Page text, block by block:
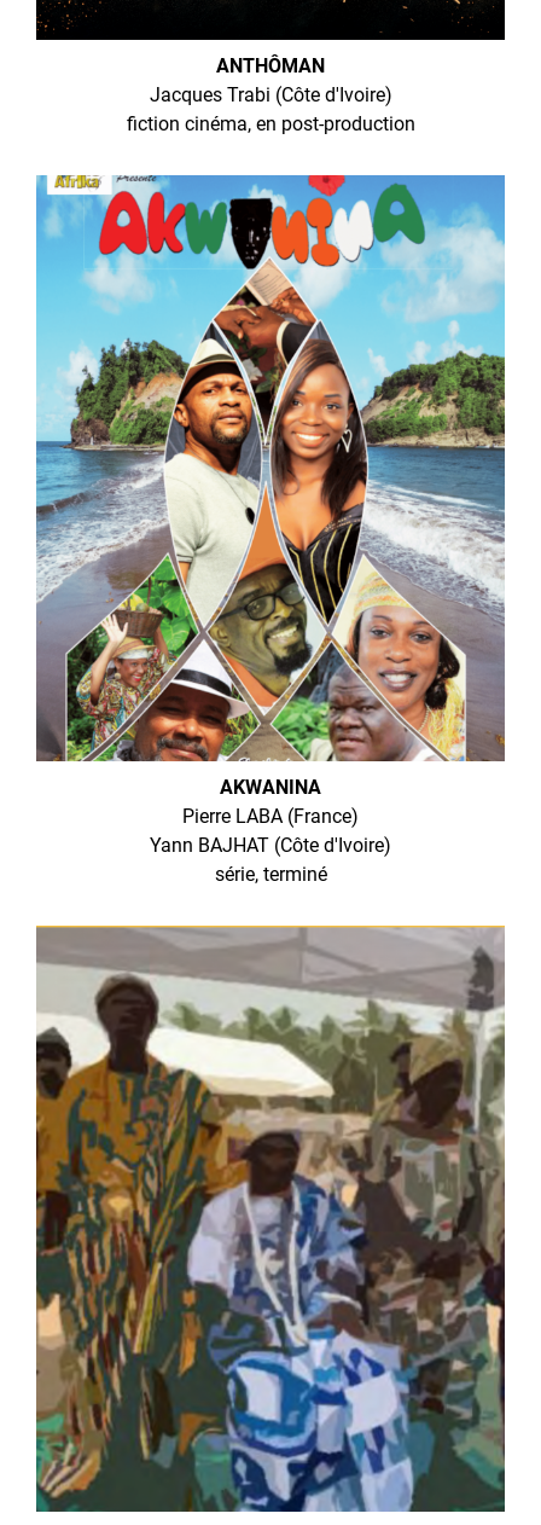
ANTHÔMAN
Jacques Trabi (Côte d'Ivoire)
fiction cinéma, en post-production
AKWANINA
Pierre LABA (France)
Yann BAJHAT (Côte d'Ivoire)
série, terminé